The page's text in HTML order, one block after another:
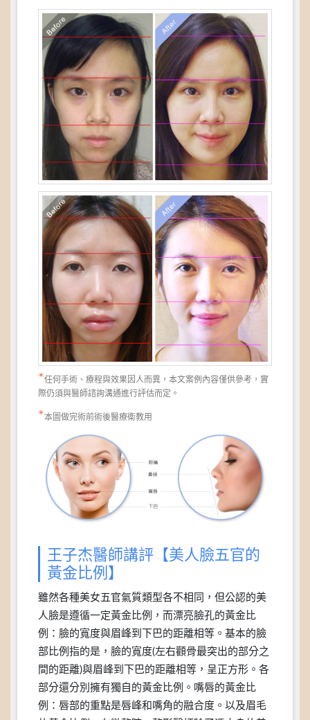
*任何手術、療程與效果因人而異，本文案例內容僅供參考，實
際仍須與醫師諮詢溝通進行評估而定。
*本圖做完術前術後醫療衛教用
王子杰醫師講評【美人臉五官的
黃金比例】
雖然各種美女五官氣質類型各不相同，但公認的美
人臉是遵循一定黃金比例，而漂亮臉孔的黃金比
例：臉的寬度與眉峰到下巴的距離相等。基本的臉
部比例指的是，臉的寬度(左右顴骨最突出的部分之
間的距離)與眉峰到下巴的距離相等，呈正方形。各
部分還分別擁有獨自的黃金比例。嘴唇的黃金比
例：唇部的重點是唇峰和嘴角的融合度。以及眉毛